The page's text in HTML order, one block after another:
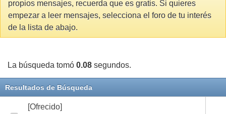
propios mensajes, recuerda que es gratis. Si quieres
empezar a leer mensajes, selecciona el foro de tu interés
de la lista de abajo.
La búsqueda tomó 0.08 segundos.
Resultados de Búsqueda
[Ofrecido]